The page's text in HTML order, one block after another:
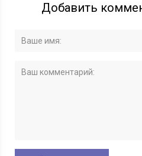
Добавить